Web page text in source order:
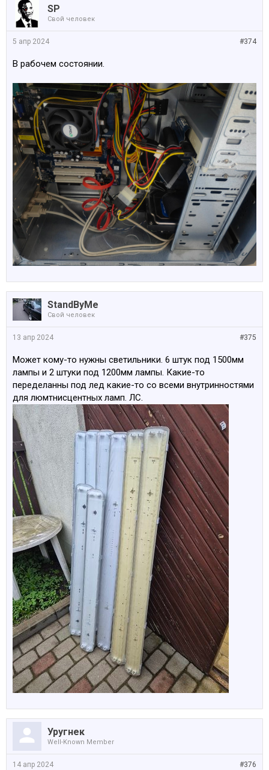
SP
Свой человек
#374
5 апр 2024
В рабочем состоянии.
StandByMe
Свой человек
#375
13 апр 2024
Может кому-то нужны светильники. 6 штук под 1500мм
лампы и 2 штуки под 1200мм лампы. Какие-то
переделанны под лед какие-то со всеми внутринностями
для люмтнисцентных ламп. ЛС.
Уругнек
Well-Known Member
#376
14 апр 2024